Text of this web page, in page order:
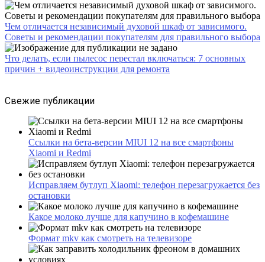
Чем отличается независимый духовой шкаф от зависимого.
Советы и рекомендации покупателям для правильного выбора
Что делать, если пылесос перестал включаться: 7 основных
причин + видеоинструкции для ремонта
Свежие публикации
Ссылки на бета-версии MIUI 12 на все смартфоны
Xiaomi и Redmi
Исправляем бутлуп Xiaomi: телефон перезагружается без
остановки
Какое молоко лучше для капучино в кофемашине
Формат mkv как смотреть на телевизоре